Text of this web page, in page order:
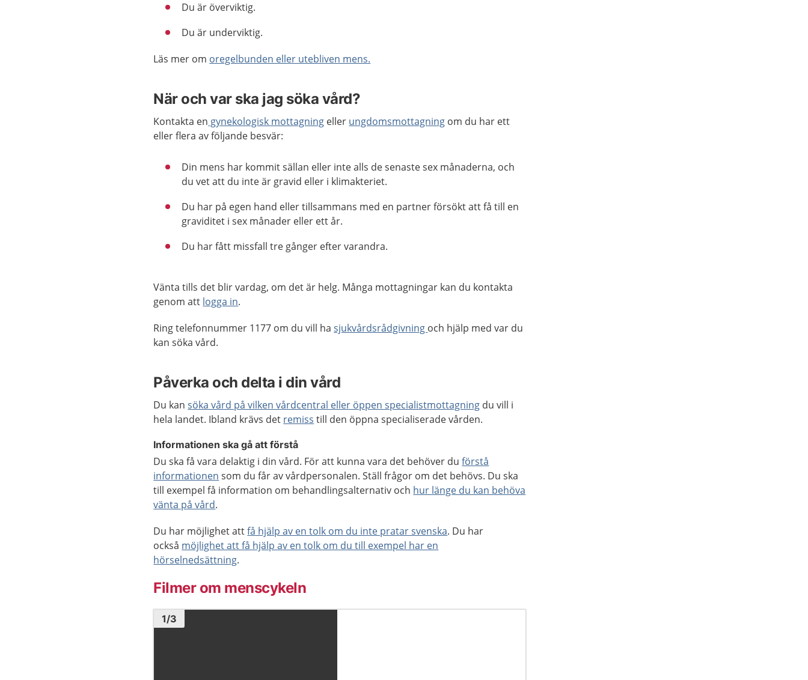
Du är överviktig.
Du är underviktig.
Läs mer om oregelbunden eller utebliven mens.
När och var ska jag söka vård?
Kontakta en gynekologisk mottagning eller ungdomsmottagning om du har ett
eller flera av följande besvär:
Din mens har kommit sällan eller inte alls de senaste sex månaderna, och
du vet att du inte är gravid eller i klimakteriet.
Du har på egen hand eller tillsammans med en partner försökt att få till en
graviditet i sex månader eller ett år.
Du har fått missfall tre gånger efter varandra.
Vänta tills det blir vardag, om det är helg. Många mottagningar kan du kontakta
genom att logga in.
Ring telefonnummer 1177 om du vill hasjukvårdsrådgivning och hjälp med var du
kan söka vård.
Påverka och delta i din vård
Du kansöka vård på vilken vårdcentral eller öppen specialistmottagning du vill i
hela landet. Ibland krävs det remiss till den öppna specialiserade vården.
Informationen ska gå att förstå
Du ska få vara delaktig i din vård. För att kunna vara det behöver duförstå
informationen som du får av vårdpersonalen. Ställ frågor om det behövs. Du ska
till exempel få information om behandlingsalternativ och hur länge du kan behöva
vänta på vård.
Du har möjlighet attfå hjälp av en tolk om du inte pratar svenska. Du har
också möjlighet att få hjälp av en tolk om du till exempel har en
hörselnedsättning.
Filmer om menscykeln
Bild1
1/3